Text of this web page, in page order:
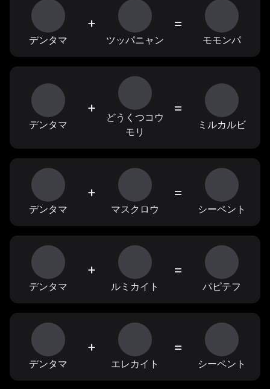
デンタマ
+
ツッパニャン
=
モモンパ
デンタマ
+
どうくつコウ
モリ
=
ミルカルビ
デンタマ
+
マスクロウ
=
シーペント
デンタマ
+
ルミカイト
=
パピテフ
デンタマ
+
エレカイト
=
シーペント